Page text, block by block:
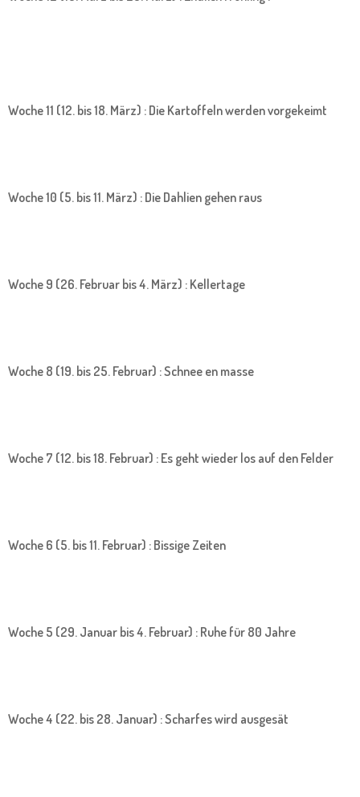
Woche 11 (12. bis 18. März) : Die Kartoffeln werden vorgekeimt
Woche 10 (5. bis 11. März) : Die Dahlien gehen raus
Woche 9 (26. Februar bis 4. März) : Kellertage
Woche 8 (19. bis 25. Februar) : Schnee en masse
Woche 7 (12. bis 18. Februar) : Es geht wieder los auf den Felder
Woche 6 (5. bis 11. Februar) : Bissige Zeiten
Woche 5 (29. Januar bis 4. Februar) : Ruhe für 80 Jahre
Woche 4 (22. bis 28. Januar) : Scharfes wird ausgesät